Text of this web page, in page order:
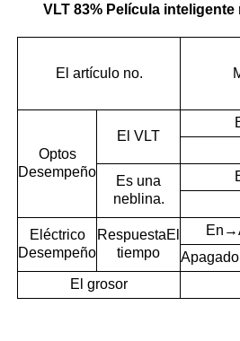
VLT 83% Película
El artículo no.
Optos
Desempeño
El VLT
Es una
neblina.
Eléctrico
Desempeño
RespuestaEl
tiempo
El grosor